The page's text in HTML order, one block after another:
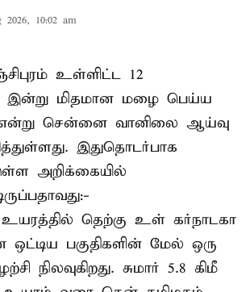
2026, 10:02 am
உள்ளிட்ட 12
இன்று மிதமான மழை பெய்ய
என்று சென்னை வானிலை ஆய்வு
இதுதொடர்பாக
அறிக்கையில்
உயரத்தில் தெற்கு உள் கர்நாடகா
பகுதிகளின் மேல் ஒரு
நிலவுகிறது. சுமார் 5.8 கிமீ